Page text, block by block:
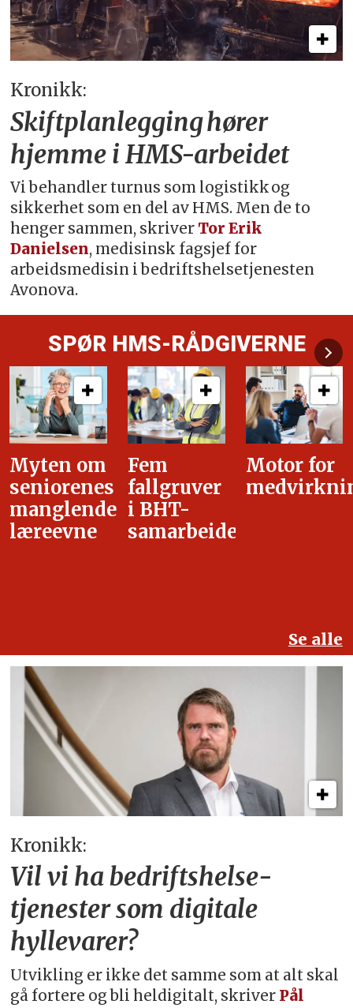
Kronikk:
Skiftplanlegging hører
hjemme i HMS-arbeidet
Vi behandler turnus som logistikk og
sikkerhet som en del av HMS. Men de to
henger sammen, skriver Tor Erik
Danielsen, medisinsk fagsjef for
arbeidsmedisin i bedriftshelsetjenesten
Avonova.
SPØR HMS-RÅDGIVERNE
Fem
fallgruver
i BHT-
samarbeidet
Motor for
medvirkning
i
Se alle
Kronikk:
Vil vi ha bedriftshelse­
tjenester som digitale
hyllevarer?
Utvikling er ikke det samme som at alt skal
gå fortere og bli heldigitalt, skriver Pål